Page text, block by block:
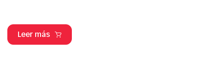
Leer más